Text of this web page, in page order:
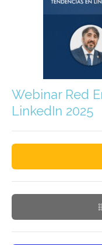
Webinar Red
LinkedIn 2025